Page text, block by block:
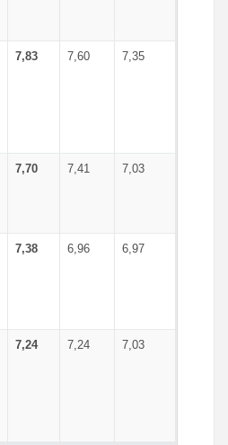
7,83 7,60 7,35
7,70 7,41 7,03
7,38 6,96 6,97
7,24 7,24 7,03